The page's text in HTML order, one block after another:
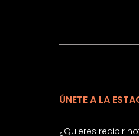
ÚNETE A LA
¿Quieres recibir